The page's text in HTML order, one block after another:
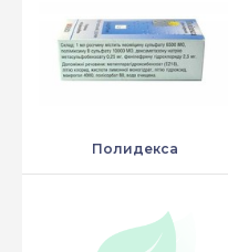
Полидекса